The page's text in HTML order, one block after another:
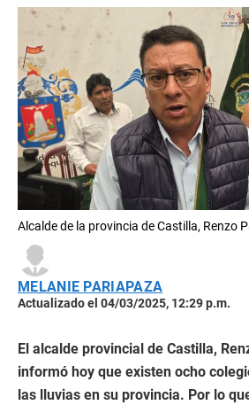
Alcalde de la provincia de Castilla, Renzo
MELANIE PARIAPAZA
Actualizado el 04/03/2025, 12:29 p.m.
El alcalde provincial de Castilla,
informó hoy que existen ocho
las lluvias en su provincia. Por lo